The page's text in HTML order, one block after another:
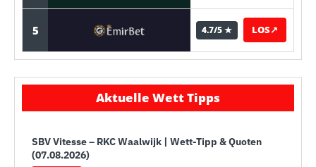
5 4.7/5 ★ LOS↗
Aktuelle Wett Tipps
SBV Vitesse – RKC Waalwijk | Wett-Tipp & Quoten
(07.08.2026)